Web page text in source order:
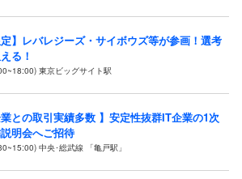
定】レバレジーズ・サイボウズ等が参画！選考
る！
東京ビッグサイト駅
業との取引実績多数 】安定性抜群IT企業の1次
明会へご招待
中央･総武線 「亀戸駅」